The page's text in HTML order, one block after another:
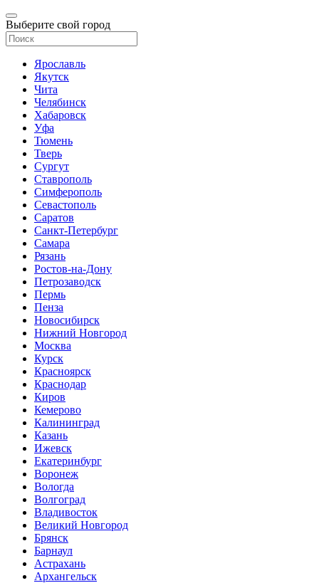
Выберите свой город
Ярославль
Якутск
Чита
Челябинск
Хабаровск
Уфа
Тюмень
Тверь
Сургут
Ставрополь
Симферополь
Севастополь
Саратов
Санкт-Петербург
Самара
Рязань
Ростов-на-Дону
Петрозаводск
Пермь
Пенза
Новосибирск
Нижний Новгород
Москва
Курск
Красноярск
Краснодар
Киров
Кемерово
Калининград
Казань
Ижевск
Екатеринбург
Воронеж
Вологда
Волгоград
Владивосток
Великий Новгород
Брянск
Барнаул
Астрахань
Архангельск